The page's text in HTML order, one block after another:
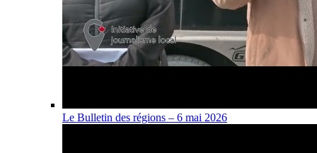
Le Bulletin des régions – 6 mai 2026